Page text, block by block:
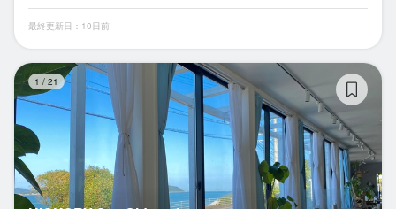
最終更新日：10日前
1 / 21